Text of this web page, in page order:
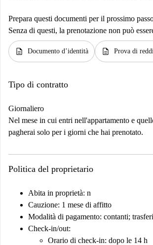
Prepara questi documenti per il prossimo
Senza di questi, la prenotazione non può
description Documento d’identità description Prova di
Tipo di contratto
Giornaliero
Nel mese in cui entri nell'appartamento e
pagherai solo per i giorni che hai prenotato.
Politica del proprietario
Abita in proprietà: n
Cauzione: 1 mese di affitto
Modalità di pagamento: contanti;
Check-in/out:
Orario di check-in: dopo le 14 h